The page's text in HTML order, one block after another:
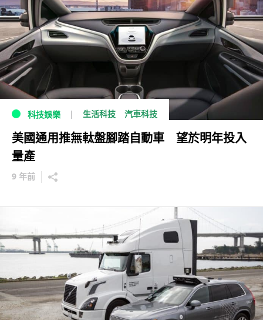
科技娛樂 生活科技 汽車科技
美國通用推無軚盤腳踏自動車 望於明年投入
量產
9 年前